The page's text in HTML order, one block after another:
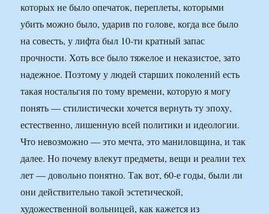
которых не было опечаток, переплеты, которыми
убить можно было, ударив по голове, когда все было
на совесть, у лифта был 10-ти кратный запас
прочности. Хоть все было тяжелое и неказистое, зато
надежное. Поэтому у людей старших поколений есть
такая ностальгия по тому времени, которую я могу
понять — стилистически хочется вернуть ту эпоху,
естественно, лишенную всей политики и идеологии.
Что невозможно — это мечта, это маниловщина, и так
далее. Но почему влекут предметы, вещи и реалии тех
лет — довольно понятно. Так вот, 60-е годы, были ли
они действительно такой эстетической,
художественной вольницей, как кажется из